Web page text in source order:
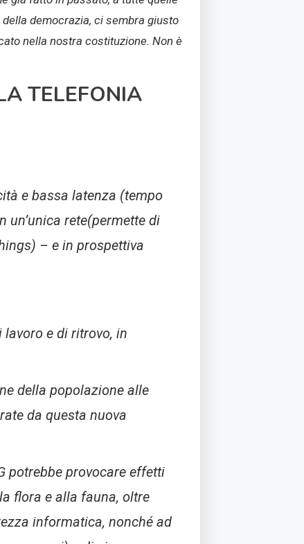
democrazia, ci sembra giusto
nella nostra costituzione. Non è
TELEFONIA
e bassa latenza (tempo
rete(permette di
– e in prospettiva
e di ritrovo, in
della popolazione alle
da questa nuova
potrebbe provocare effetti
flora e alla fauna, oltre
informatica, nonché ad